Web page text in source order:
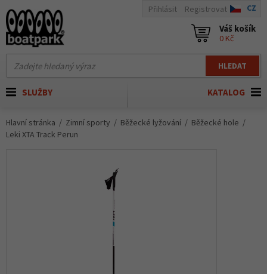
HLEDAT
Přihlásit Registrovat CZ
Váš košík
0 Kč
KATALOG
SLUŽBY
Hlavní stránka Zimní sporty Běžecké lyžování
Běžecké hole
Leki XTA Track Perun